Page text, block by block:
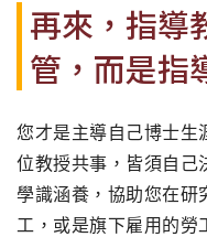
再來，指導
管， 而是指
您才是主導自己博士生
位教授共事，皆須自己
學識涵養，協助您在研
工，或是旗下雇用的勞